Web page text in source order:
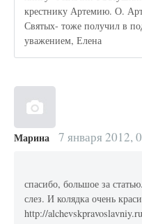
крестнику Артемию. О.
Святых- тоже получил в
уважением, Елена
Марина 7 января 2012,
спасибо, большое за
слез. И колядка очень
http://